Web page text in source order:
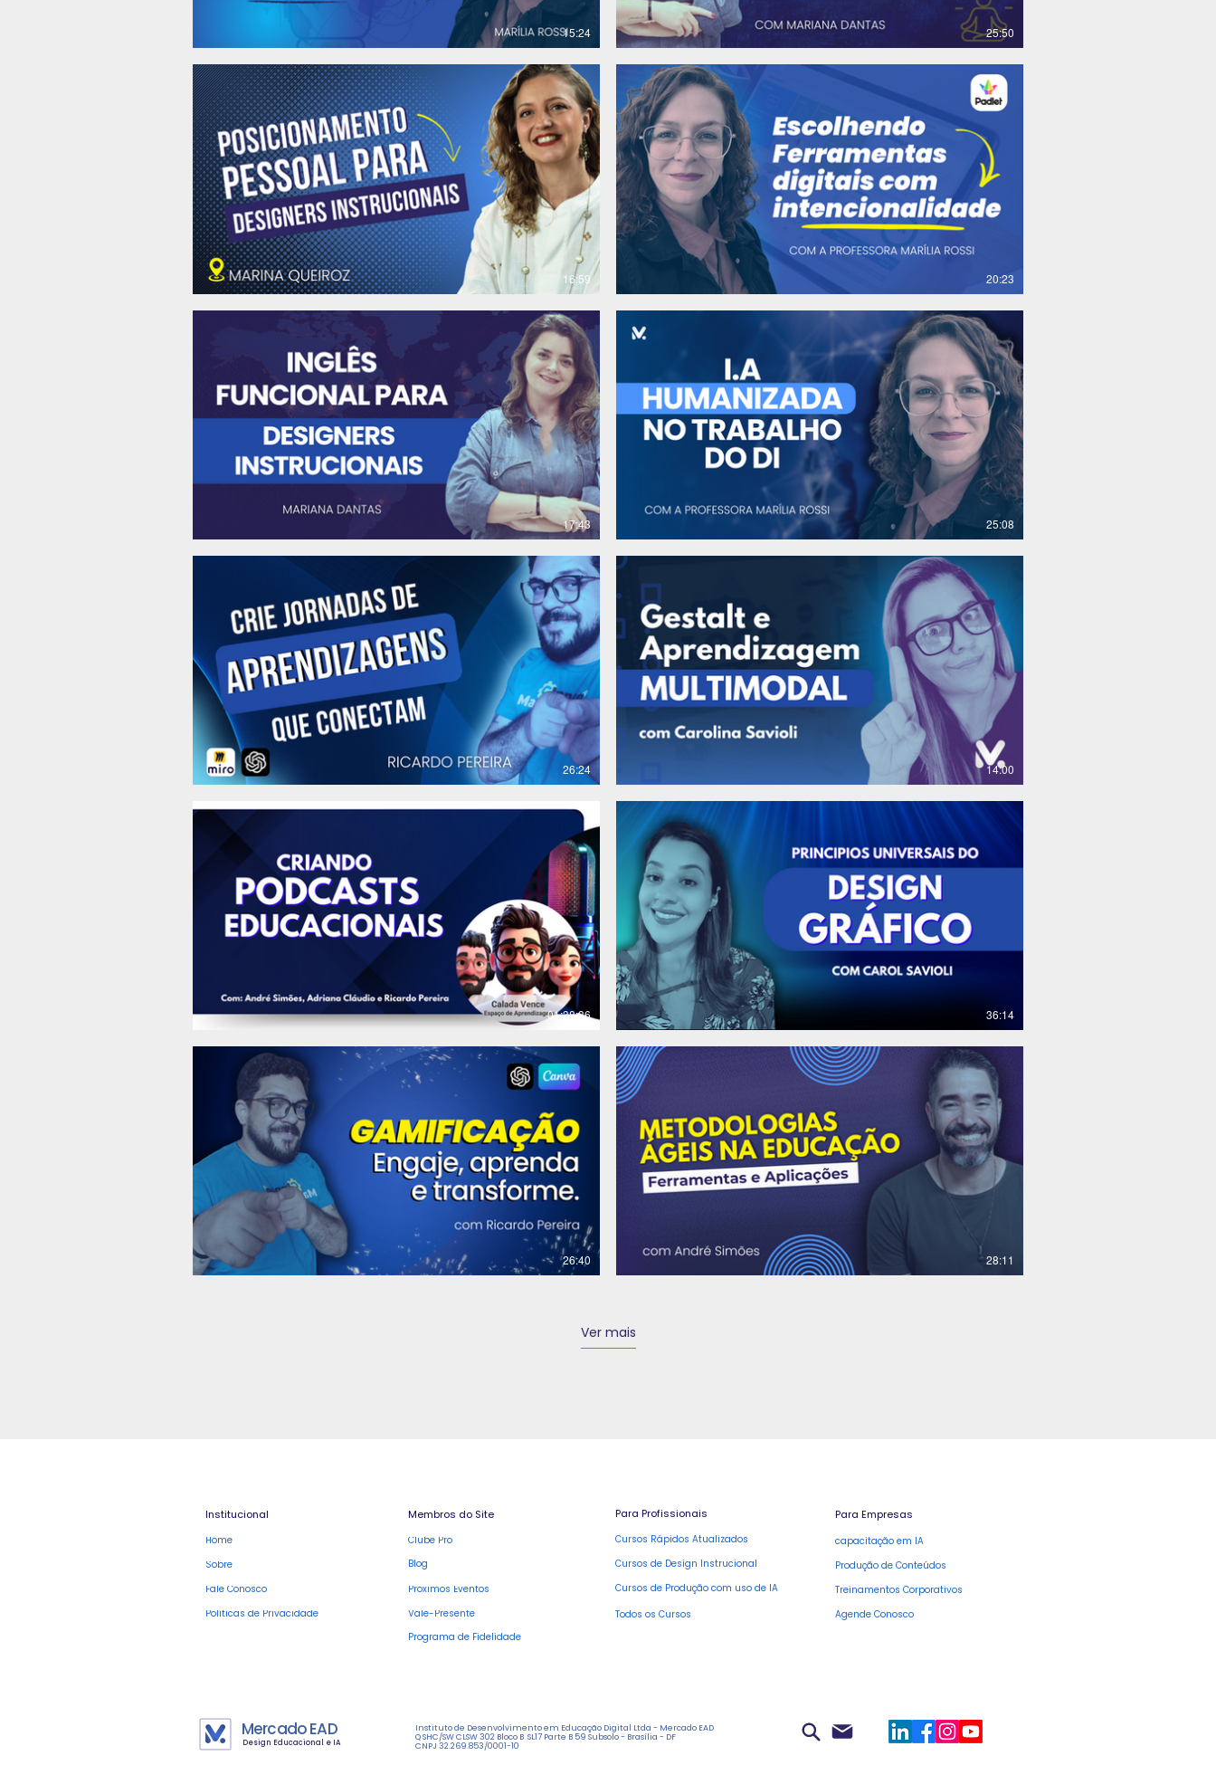
15:24 25:50
R$
16:59
R$
20:23
17:43
R$
25:08
26:24
R$
14:00
R$
01:38:36
R$
36:14
R$
26:40
R$
28:11
Ver mais
Institucional
Home
Sobre
Fale Conosco
Políticas de Privacidade
Membros do Site
Clube Pro
Blog
Próximos Eventos
Vale-Presente
Programa de Fidelidade
Para Profissionais
Cursos Rápidos Atualizados
Cursos de Design Instrucional
Cursos de Produção com uso de IA
Todos os Cursos
Para Empresas
capacitação em IA
Produção de Conteúdos
Treinamentos Corporativos
Agende Conosco
Mercado EAD
Design Educacional e IA
Instituto de Desenvolvimento em Educação Digital Ltda - Mercado EAD
Q SHC/SW CLSW 302 Bloco B SL17 Parte B 59 Subsolo- Brasília - DF
CNPJ 32.269.853/0001-10